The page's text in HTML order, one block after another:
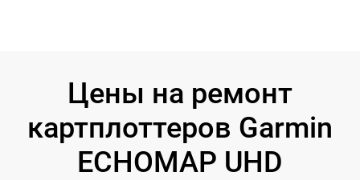
Цены на ремонт
картплоттеров Garmin
ECHOMAP UHD